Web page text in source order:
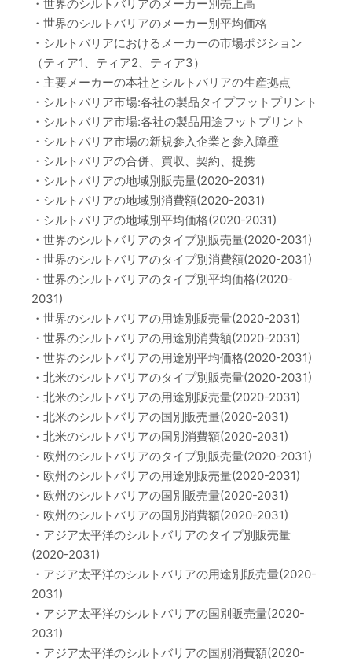
・世界のシルトバリアのメーカー別売上高
・世界のシルトバリアのメーカー別平均価格
・シルトバリアにおけるメーカーの市場ポジション
（ティア1、ティア2、ティア3）
・主要メーカーの本社とシルトバリアの生産拠点
・シルトバリア市場:各社の製品タイプフットプリント
・シルトバリア市場:各社の製品用途フットプリント
・シルトバリア市場の新規参入企業と参入障壁
・シルトバリアの合併、買収、契約、提携
・シルトバリアの地域別販売量(2020-2031)
・シルトバリアの地域別消費額(2020-2031)
・シルトバリアの地域別平均価格(2020-2031)
・世界のシルトバリアのタイプ別販売量(2020-2031)
・世界のシルトバリアのタイプ別消費額(2020-2031)
・世界のシルトバリアのタイプ別平均価格(2020-
2031)
・世界のシルトバリアの用途別販売量(2020-2031)
・世界のシルトバリアの用途別消費額(2020-2031)
・世界のシルトバリアの用途別平均価格(2020-2031)
・北米のシルトバリアのタイプ別販売量(2020-2031)
・北米のシルトバリアの用途別販売量(2020-2031)
・北米のシルトバリアの国別販売量(2020-2031)
・北米のシルトバリアの国別消費額(2020-2031)
・欧州のシルトバリアのタイプ別販売量(2020-2031)
・欧州のシルトバリアの用途別販売量(2020-2031)
・欧州のシルトバリアの国別販売量(2020-2031)
・欧州のシルトバリアの国別消費額(2020-2031)
・アジア太平洋のシルトバリアのタイプ別販売量
(2020-2031)
・アジア太平洋のシルトバリアの用途別販売量(2020-
2031)
・アジア太平洋のシルトバリアの国別販売量(2020-
2031)
・アジア太平洋のシルトバリアの国別消費額(2020-